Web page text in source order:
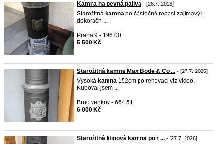
Kamna na pevná paliva - [28.7. 2026]
Starožitná kamna po částečné repasi zajímavý i
dekoračn ...
Praha 9 - 196 00
5 500 Kč
Starožitná kamna Max Bode & Co ... - [27.7. 2026]
Vysoká kamna 152cm po renovaci viz video.
Kupoval jsem ...
Brno venkov - 664 51
6 000 Kč
Starožitná litinová kamna po r ... - [27.7. 2026]